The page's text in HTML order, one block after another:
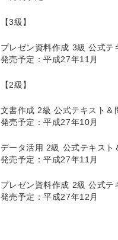
【3級】
プレゼン資料作成 3級 公式
発売予定：平成27年11月
【2級】
文書作成 2級 公式テキスト
発売予定：平成27年10月
データ活用 2級 公式テキス
発売予定：平成27年11月
プレゼン資料作成 2級 公式
発売予定：平成27年12月